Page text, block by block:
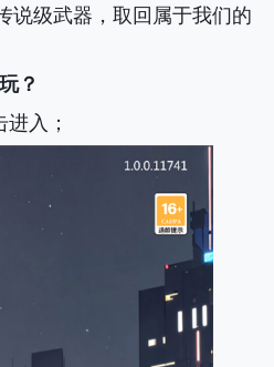
说级武器，取回属于我们的
？
入；